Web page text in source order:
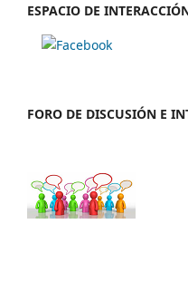
ESPACIO DE
FORO DE DISCUSIÓN E